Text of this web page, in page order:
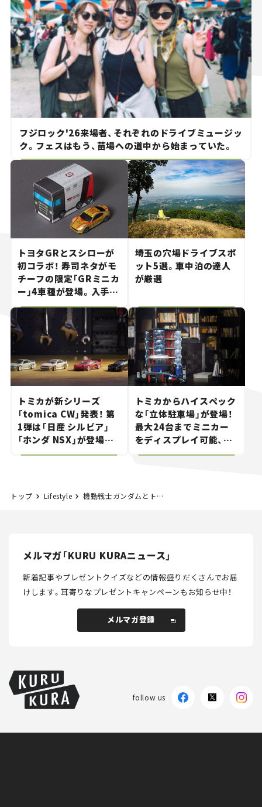
フジロック'26来場者、それぞれのドライブミュージッ
ク。フェスはもう、苗場への道中から始まっていた。
トヨタGRとスシローが
初コラボ！ 寿司ネタがモ
チーフの限定「GRミニカ
ー」4車種が登場。入手方
法は？【クルマとホビー】
埼玉の穴場ドライブスポ
ット5選。車中泊の達人
が厳選
トミカが新シリーズ
「tomica CW」発表！ 第
1弾は「日産 シルビア」
「ホンダ NSX」が登場。
世界が注目す
トミカからハイスペック
な「立体駐車場」が登場！
最大24台までミニカー
をディスプレイ可能、特
別な「日産 GT-R
トップ Lifestyle 機動戦士ガンダムとトミカがコラボ！特別仕様のミニカー、こいつは動くぞ！
メルマガ「KURU KURAニュース」
新着記事やプレゼントクイズなどの情報盛りだくさんでお届
けします。耳寄りなプレゼントキャンペーンもお知らせ中！
メルマガ登録
follow us